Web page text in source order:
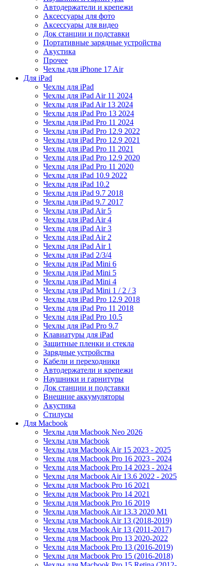
Автодержатели и крепежи
Аксессуары для фото
Аксессуары для видео
Док станции и подставки
Портативные зарядные устройства
Акустика
Прочее
Чехлы для iPhone 17 Air
Для iPad
Чехлы для iPad
Чехлы для iPad Air 11 2024
Чехлы для iPad Air 13 2024
Чехлы для iPad Pro 13 2024
Чехлы для iPad Pro 11 2024
Чехлы для iPad Pro 12.9 2022
Чехлы для iPad Pro 12.9 2021
Чехлы для iPad Pro 11 2021
Чехлы для iPad Pro 12.9 2020
Чехлы для iPad Pro 11 2020
Чехлы для iPad 10.9 2022
Чехлы для iPad 10.2
Чехлы для iPad 9.7 2018
Чехлы для iPad 9.7 2017
Чехлы для iPad Air 5
Чехлы для iPad Air 4
Чехлы для iPad Air 3
Чехлы для iPad Air 2
Чехлы для iPad Air 1
Чехлы для iPad 2/3/4
Чехлы для iPad Mini 6
Чехлы для iPad Mini 5
Чехлы для iPad Mini 4
Чехлы для iPad Mini 1 / 2 / 3
Чехлы для iPad Pro 12.9 2018
Чехлы для iPad Pro 11 2018
Чехлы для iPad Pro 10.5
Чехлы для iPad Pro 9.7
Клавиатуры для iPad
Защитные пленки и стекла
Зарядные устройства
Кабели и переходники
Автодержатели и крепежи
Наушники и гарнитуры
Док станции и подставки
Внешние аккумуляторы
Акустика
Стилусы
Для Macbook
Чехлы для Macbook Neo 2026
Чехлы для Macbook
Чехлы для Macbook Air 15 2023 - 2025
Чехлы для Macbook Pro 16 2023 - 2024
Чехлы для Macbook Pro 14 2023 - 2024
Чехлы для Macbook Air 13.6 2022 - 2025
Чехлы для Macbook Pro 16 2021
Чехлы для Macbook Pro 14 2021
Чехлы для Macbook Pro 16 2019
Чехлы для Macbook Air 13.3 2020 M1
Чехлы для Macbook Air 13 (2018-2019)
Чехлы для Macbook Air 13 (2011-2017)
Чехлы для Macbook Pro 13 2020-2022
Чехлы для Macbook Pro 13 (2016-2019)
Чехлы для Macbook Pro 15 (2016-2018)